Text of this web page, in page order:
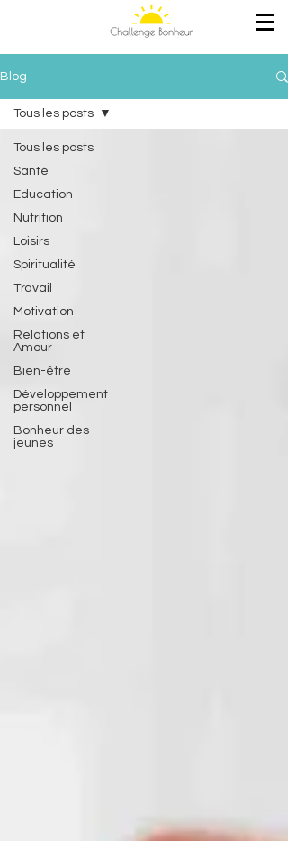
Blog
Tous les posts
Santé
Education
Nutrition
Loisirs
Spiritualité
Travail
Motivation
Relations et
Amour
Bien-être
Développement
personnel
Bonheur des
jeunes
Tous les posts